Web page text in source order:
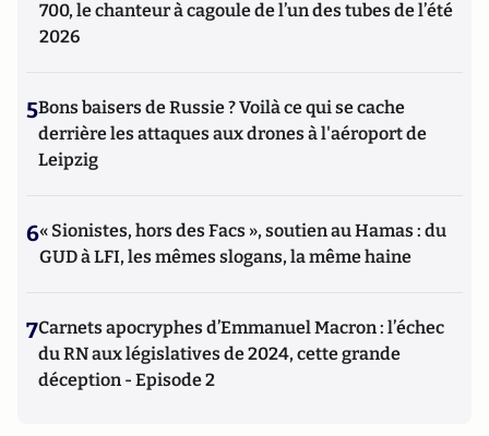
700, le chanteur à cagoule de l’un des tubes de l’été
2026
5Bons baisers de Russie ? Voilà ce qui se cache
derrière les attaques aux drones à l'aéroport de
Leipzig
6« Sionistes, hors des Facs », soutien au Hamas : du
GUD à LFI, les mêmes slogans, la même haine
7Carnets apocryphes d’Emmanuel Macron : l’échec
du RN aux législatives de 2024, cette grande
déception - Episode 2